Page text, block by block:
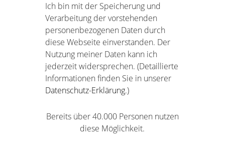
Ich bin mit der Speicherung und
Verarbeitung der vorstehenden
personenbezogenen Daten durch
diese Webseite einverstanden. Der
Nutzung meiner Daten kann ich
jederzeit widersprechen. (Detaillierte
Informationen finden Sie in unserer
Datenschutz-Erklärung.)
Bereits über 40.000 Personen nutzen
diese Möglichkeit.